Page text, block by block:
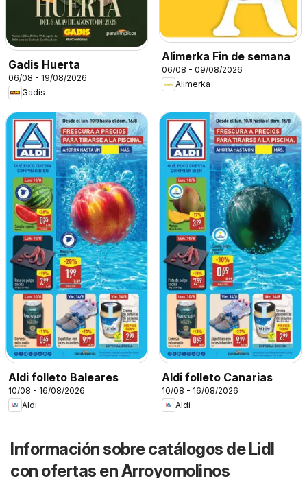
Gadis Huerta
06/08 - 19/08/2026
Gadis
Alimerka Fin de semana
06/08 - 09/08/2026
Alimerka
Aldi folleto Baleares
10/08 - 16/08/2026
Aldi
Aldi folleto Canarias
10/08 - 16/08/2026
Aldi
Información sobre catálogos de Lidl
con ofertas en Arroyomolinos